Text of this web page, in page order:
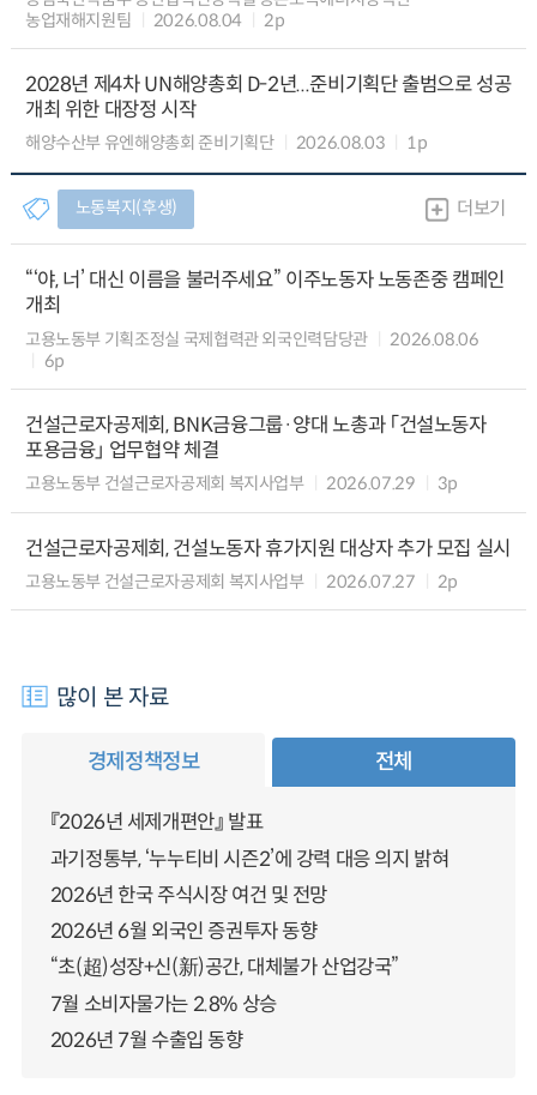
농업재해지원팀
2026.08.04 2p
2028년 제4차 UN해양총회 D-2년...준비기획단 출범으로 성공
개최 위한 대장정 시작
해양수산부 유엔해양총회 준비기획단 2026.08.03 1p
노동복지(후생) 더보기
“‘야, 너’ 대신 이름을 불러주세요” 이주노동자 노동존중 캠페인
개최
고용노동부 기획조정실 국제협력관 외국인력담당관
2026.08.06
6p
건설근로자공제회, BNK금융그룹·양대 노총과 「건설노동자
포용금융」 업무협약 체결
고용노동부 건설근로자공제회 복지사업부 2026.07.29 3p
건설근로자공제회, 건설노동자 휴가지원 대상자 추가 모집 실시
고용노동부 건설근로자공제회 복지사업부 2026.07.27 2p
많이 본 자료
경제정책정보 전체
『2026년 세제개편안』 발표
과기정통부, ‘누누티비 시즌2’에 강력 대응 의지 밝혀
2026년 한국 주식시장 여건 및 전망
2026년 6월 외국인 증권투자 동향
“초(超)성장+신(新)공간, 대체불가 산업강국”
7월 소비자물가는 2.8% 상승
2026년 7월 수출입 동향